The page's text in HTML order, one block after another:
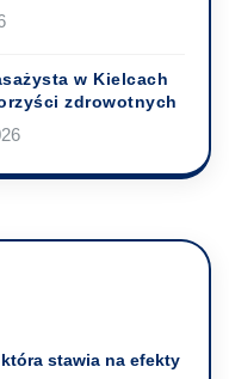
w Kielcach
zdrowotnych
stawia na efekty